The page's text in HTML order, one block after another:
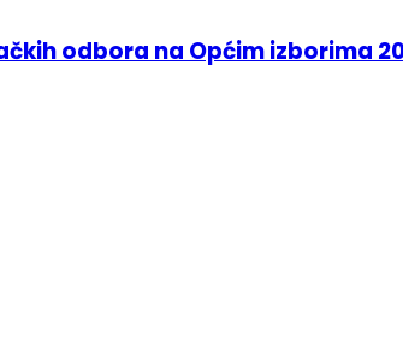
odbora na Općim izborima